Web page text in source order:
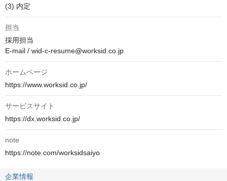
(3) 内定
担当
採用担当
E-mail / wid-c-resume@worksid.co.jp
ホームページ
https://www.worksid.co.jp/
サービスサイト
https://dx.worksid.co.jp/
note
https://note.com/worksidsaiyo
企業情報